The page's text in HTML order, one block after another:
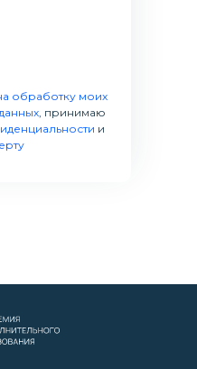
обработку моих
, принимаю
и